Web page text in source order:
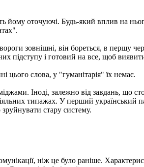
йому оточуючі. Будь-який вплив на
зовнішні, він бореться, в першу
підступу і готовий на все, щоб
цього слова, у "гуманітарія" їх немає.
Іноді, залежно від завдань, що
типажах. У перший український
стару систему.
ніж це було раніше.